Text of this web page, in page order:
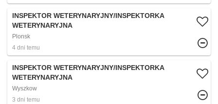
INSPEKTOR WETERYNARYJNY/INSPEKTORKA
WETERYNARYJNA
Plonsk
4 dni temu
INSPEKTOR WETERYNARYJNY/INSPEKTORKA
WETERYNARYJNA
Wyszkow
3 dni temu